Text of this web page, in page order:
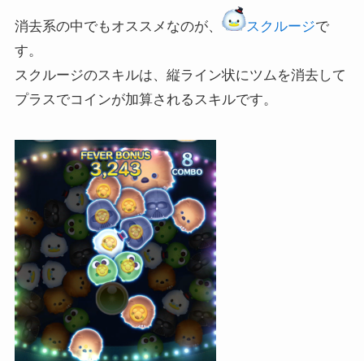
消去系の中でもオススメなのが、 スクルージで
す。
スクルージのスキルは、縦ライン状にツムを消去して
プラスでコインが加算されるスキルです。